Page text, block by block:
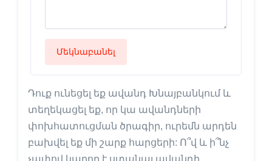
Մեկնաբանել
Դուք ունեցել եք ավանդ Խնայբանկում և
տեղեկացել եք, որ կա ավանդների
փոխհատուցման ծրագիր, ուրեմն արդեն
բախվել եք մի շարք հարցերի: Ո՞վ և ի՞նչ